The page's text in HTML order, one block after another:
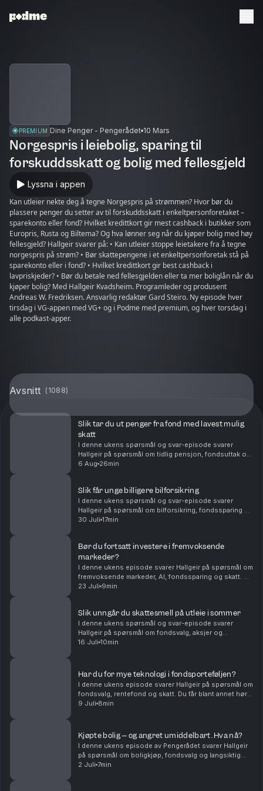
PREMIUM Dine Penger - Pengerådet 10 Mars
Norgespris i leiebolig, sparing til
forskuddsskatt og bolig med fellesgjeld
Lyssna i appen
Kan utleier nekte deg å tegne Norgespris på strømmen? Hvor bør du
plassere penger du setter av til forskuddsskatt i enkeltpersonforetaket –
sparekonto eller fond? Hvilket kredittkort gir mest cashback i butikker som
Europris, Rusta og Biltema? Og hva lønner seg når du kjøper bolig med høy
fellesgjeld? Hallgeir svarer på: • Kan utleier stoppe leietakere fra å tegne
norgespris på strøm? • Bør skattepengene i et enkeltpersonforetak stå på
sparekonto eller i fond? • Hvilket kredittkort gir best cashback i
lavpriskjeder? • Bør du betale ned fellesgjelden eller ta mer boliglån når du
kjøper bolig? Med Hallgeir Kvadsheim. Programleder og produsent
Andreas W. Fredriksen. Ansvarlig redaktør Gard Steiro. Ny episode hver
tirsdag i VG-appen med VG+ og i Podme med premium, og hver torsdag i
alle podkast-apper.
Avsnitt ( 1088)
Slik tar du ut penger fra fond med lavest mulig
skatt
I denne ukens spørsmål og svar-episode svarer
Hallgeir på spørsmål om tidlig pensjon, fondsuttak og
langsiktig sparing. Du får blant annet høre om: Hvor
6 Aug 26min
Slik får unge billigere bilforsikring
I denne ukens spørsmål og svar-episode svarer
Hallgeir på spørsmål om bilforsikring, fondssparing og
familieøkonomi. Du får blant annet høre om: Hvordan
30 Juli 17min
Bør du fortsatt investere i fremvoksende
markeder?
I denne ukens episode svarer Hallgeir på spørsmål om
fremvoksende markeder, AI, fondssparing og skatt. Du
får blant annet høre om: • Hvorfor fremvoksende
23 Juli 9min
Slik unngår du skattesmell på utleie i sommer
I denne ukens spørsmål og svar-episode svarer
Hallgeir på spørsmål om fondsvalg, aksjer og
skatteregler for utleie. Du får blant annet høre om: •
16 Juli 10min
Har du for mye teknologi i fondsporteføljen?
I denne ukens episode svarer Hallgeir på spørsmål om
fondsvalg, rentefond og skatt. Du får blant annet høre
om: • Hvordan du kan redusere teknologivekten i
9 Juli 8min
Kjøpte bolig – og angret umiddelbart. Hva nå?
I denne ukens episode av Pengerådet svarer Hallgeir
på spørsmål om boligkjøp, fondsvalg og langsiktig
sparing. Du får blant annet høre om: • Hva du bør gjøre
2 Juli 7min